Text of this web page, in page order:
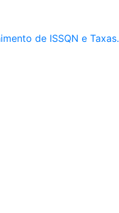
de ISSQN e Taxas.